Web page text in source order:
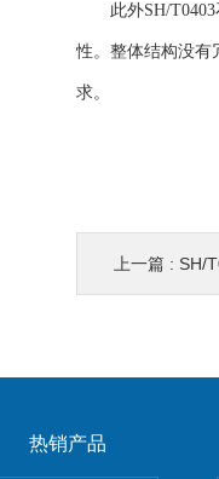
此外SH/T0403
性。整体结构没有
求。
上一篇 : SH/
热销产品